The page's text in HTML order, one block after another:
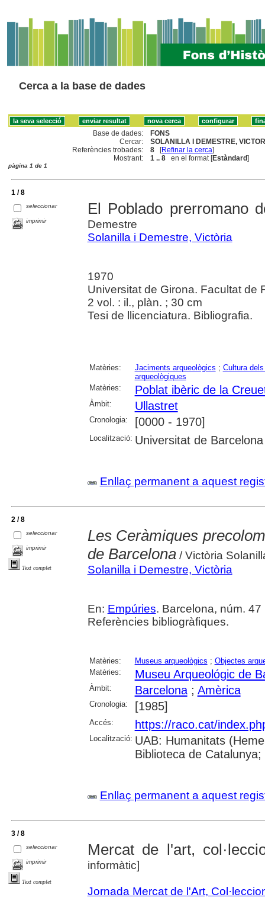
Cerca a la base de dades
Base de dades:
FONS
Cercar:
SOLANILLA I DEMESTRE,
Referències trobades:
8 [Refinar la cerca]
Mostrant:
1 .. 8 en el format [Estàndard]
pàgina 1 de 1
1 / 8
seleccionar
imprimir
El Poblado prerromano
Demestre
Solanilla i Demestre, Victòria
1970
Universitat de Girona. Facultat de
2 vol. : il., plàn. ; 30 cm
Tesi de llicenciatura. Bibliografia.
Matèries: Jaciments arqueològics ; Cultura
arqueològiques
Matèries:
Poblat ibèric de la
Àmbit: Ullastret
Cronologia: [0000 - 1970]
Localització: Universitat de Barcelona
Enllaç permanent a aquest
2 / 8
seleccionar
imprimir
Text complet
Les Ceràmiques
de Barcelona/ Victòria
Solanilla i Demestre, Victòria
En: Empúries. Barcelona, núm.
Referències bibliogràfiques.
Matèries: Museus arqueològics ; Objectes
Matèries:
Museu Arqueológic de
Àmbit: Barcelona; Amèrica
Cronologia: [1985]
Accés: https://raco.cat/
Localització: UAB: Humanitats
Biblioteca de
Enllaç permanent a aquest
3 / 8
seleccionar
imprimir
Text complet
Mercat de l'art,
informàtic]
Jornada Mercat de l'Art,